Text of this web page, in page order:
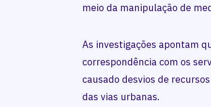
meio da manipulação de
As investigações apontam
correspondência com os
causado desvios de
das vias urbanas.